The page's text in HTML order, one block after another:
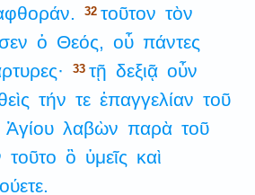
32 τοῦτον τὸν
ὁ Θεός, οὗ πάντες
33 τῇ δεξιᾷ οὖν
τήν τε ἐπαγγελίαν τοῦ
Ἁγίου λαβὼν παρὰ τοῦ
τοῦτο ὃ ὑμεῖς καὶ